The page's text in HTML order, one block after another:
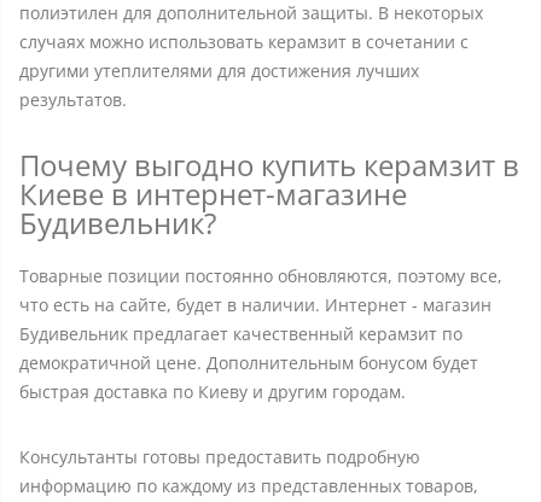
полиэтилен для дополнительной защиты. В некоторых
случаях можно использовать керамзит в сочетании с
другими утеплителями для достижения лучших
результатов.
Почему выгодно купить керамзит в
Киеве в интернет-магазине
Будивельник?
Товарные позиции постоянно обновляются, поэтому все,
что есть на сайте, будет в наличии. Интернет - магазин
Будивельник предлагает качественный керамзит по
демократичной цене. Дополнительным бонусом будет
быстрая доставка по Киеву и другим городам.
Консультанты готовы предоставить подробную
информацию по каждому из представленных товаров,